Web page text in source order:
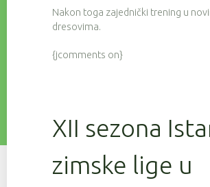
Nakon toga zajednički trening u
dresovima.
{jcomments on}
XII sezona
zimske lige u